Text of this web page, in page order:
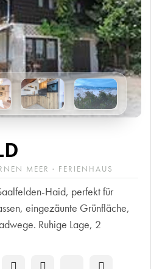
MEER · FERIENHAUS
Haid, perfekt für
eingezäunte Grünfläche,
Ruhige Lage, 2